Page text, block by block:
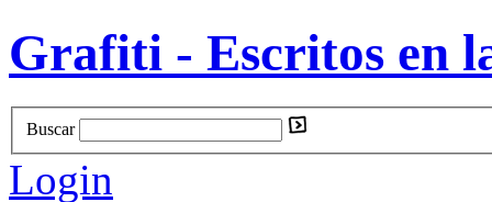
Grafiti - Escritos en
Buscar
Login